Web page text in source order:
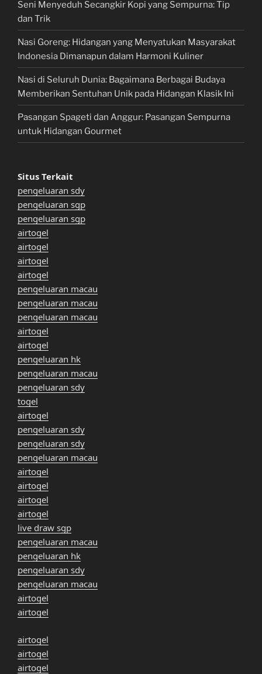
Seni Menyeduh Secangkir Kopi yang Sempurna: Tip
dan Trik
Nasi Goreng: Hidangan yang Menyatukan Masyarakat
Indonesia Dimanapun dalam Harmoni Kuliner
Nasi di Seluruh Dunia: Bagaimana Berbagai Budaya
Memberikan Sentuhan Unik pada Hidangan Klasik Ini
Pasangan Spageti dan Anggur: Pasangan Sempurna
untuk Hidangan Gourmet
Situs Terkait
pengeluaran sdy
pengeluaran sgp
pengeluaran sgp
airtogel
airtogel
airtogel
airtogel
pengeluaran macau
pengeluaran macau
pengeluaran macau
airtogel
airtogel
pengeluaran hk
pengeluaran macau
pengeluaran sdy
togel
airtogel
pengeluaran sdy
pengeluaran sdy
pengeluaran macau
airtogel
airtogel
airtogel
airtogel
live draw sgp
pengeluaran macau
pengeluaran hk
pengeluaran sdy
pengeluaran macau
airtogel
airtogel
airtogel
airtogel
airtogel